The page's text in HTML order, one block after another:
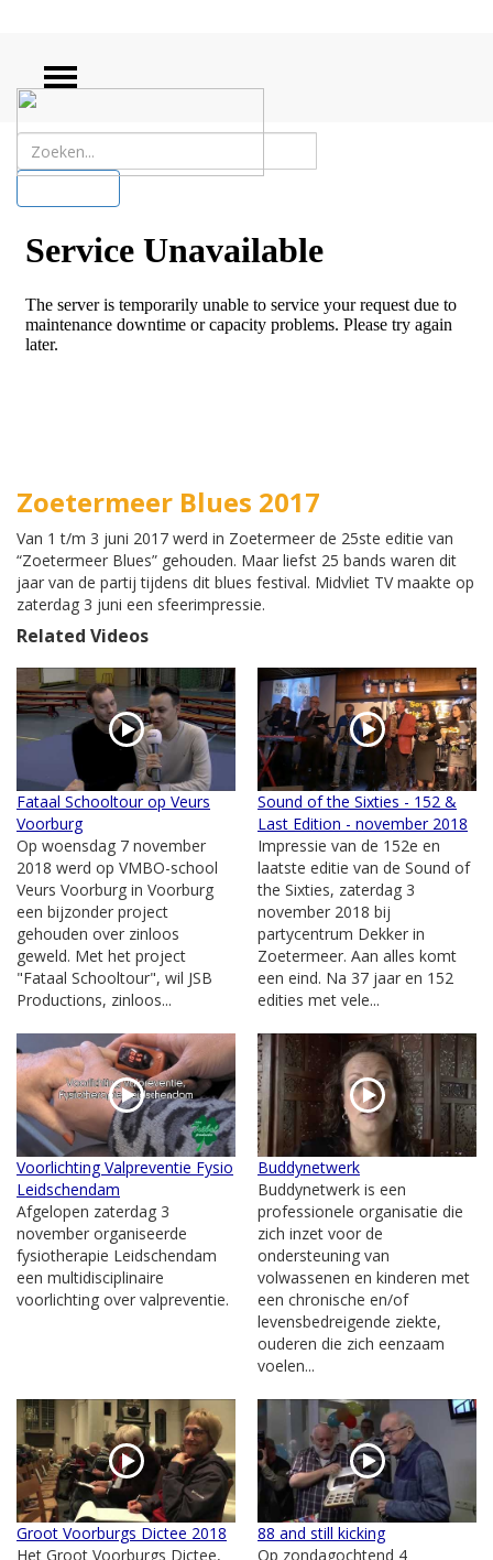
Zoetermeer Blues 2017
Van 1 t/m 3 juni 2017 werd in Zoetermeer de 25ste editie van
“Zoetermeer Blues” gehouden. Maar liefst 25 bands waren dit
jaar van de partij tijdens dit blues festival. Midvliet TV maakte op
zaterdag 3 juni een sfeerimpressie.
Related Videos
Fataal Schooltour op Veurs
Voorburg
Op woensdag 7 november
2018 werd op VMBO-school
Veurs Voorburg in Voorburg
een bijzonder project
gehouden over zinloos
geweld. Met het project
"Fataal Schooltour", wil JSB
Productions, zinloos...
Sound of the Sixties - 152 &
Last Edition - november 2018
Impressie van de 152e en
laatste editie van de Sound of
the Sixties, zaterdag 3
november 2018 bij
partycentrum Dekker in
Zoetermeer. Aan alles komt
een eind. Na 37 jaar en 152
edities met vele...
Voorlichting Valpreventie Fysio
Leidschendam
Afgelopen zaterdag 3
november organiseerde
fysiotherapie Leidschendam
een multidisciplinaire
voorlichting over valpreventie.
Buddynetwerk
Buddynetwerk is een
professionele organisatie die
zich inzet voor de
ondersteuning van
volwassenen en kinderen met
een chronische en/of
levensbedreigende ziekte,
ouderen die zich eenzaam
voelen...
Groot Voorburgs Dictee 2018
Het Groot Voorburgs Dictee,
88 and still kicking
Op zondagochtend 4